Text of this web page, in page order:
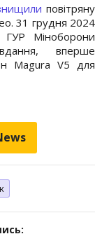
повітряну
31 грудня 2024
ГУР Міноборони
вперше
Magura V5 для